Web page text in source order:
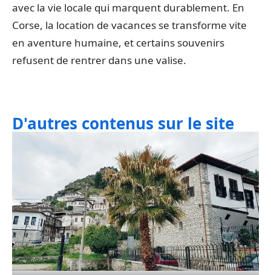
avec la vie locale qui marquent durablement. En
Corse, la location de vacances se transforme vite
en aventure humaine, et certains souvenirs
refusent de rentrer dans une valise.
D'autres contenus sur le site